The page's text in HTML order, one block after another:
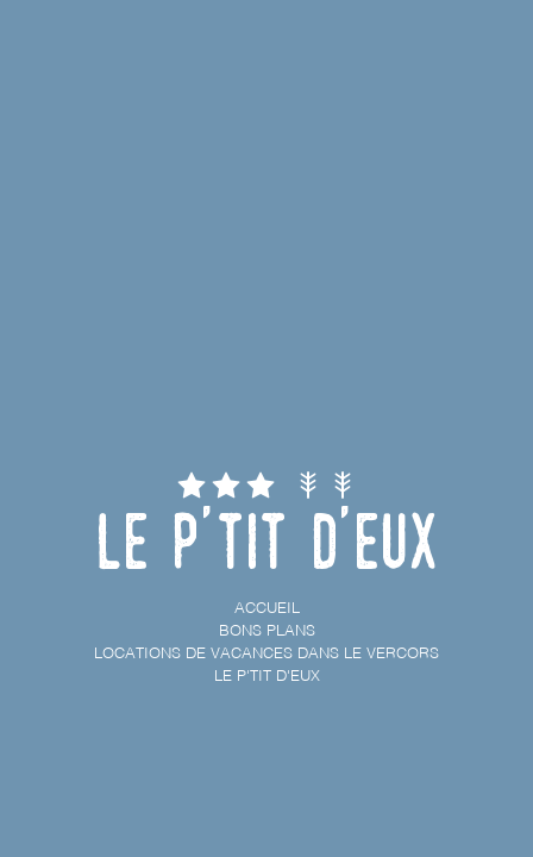
Le P'tit d'Eux
ACCUEIL
BONS PLANS
LOCATIONS DE VACANCES DANS LE VERCORS
LE P'TIT D'EUX